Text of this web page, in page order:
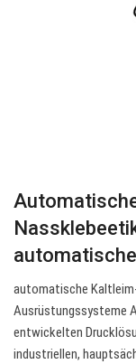
automatische
Ausrüstungssysteme
entwickelten
industriellen,